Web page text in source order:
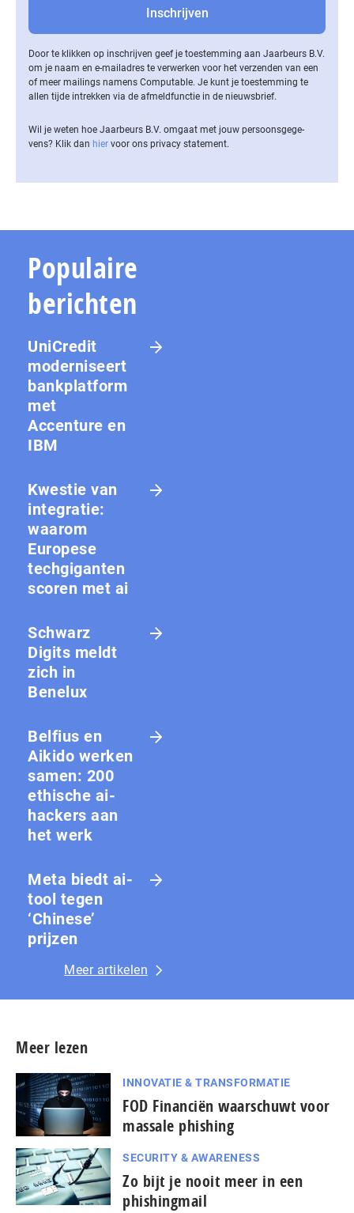
Door te klikken op inschrijven geef je toestemming aan Jaarbeurs B.V.
om je naam en e-mailadres te verwerken voor het verzenden van een
of meer mailings namens Computable. Je kunt je toestemming te
allen tijde intrekken via de af­meld­func­tie in de nieuwsbrief.
Wil je weten hoe Jaarbeurs B.V. omgaat met jouw per­soons­ge­ge­
vens? Klik dan hier voor ons privacy statement.
Populaire
berichten
UniCredit
moderniseert
bankplatform
met
Accenture en
IBM
Kwestie van
integratie:
waarom
Europese
techgiganten
scoren met ai
Schwarz
Digits meldt
zich in
Benelux
Belfius en
Aikido werken
samen: 200
ethische ai-
hackers aan
het werk
Meta biedt ai-
tool tegen
‘Chinese’
prijzen
Meer artikelen
Meer lezen
INNOVATIE & TRANSFORMATIE
FOD Financiën waarschuwt voor
massale phishing
SECURITY & AWARENESS
Zo bijt je nooit meer in een
phishingmail